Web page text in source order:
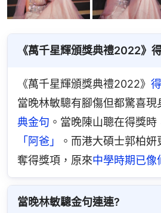
《萬千星輝頒獎典禮2022》
《萬千星輝頒獎典禮2022》
當晚林敏驄有腳傷但都驚喜現
典金句 。當晚陳山聰在得獎時
「阿爸」
。而港大碩士郭柏
奪得獎項，原來中學時期已像
當晚林敏驄金句連連?